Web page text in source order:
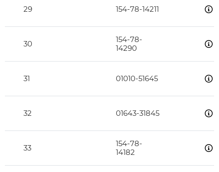
29 154-78-14211
30
154-78-
14290
31 01010-51645
32 01643-31845
33
154-78-
14182